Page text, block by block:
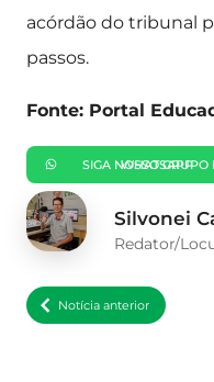
acórdão do tribunal
passos.
Fonte: Portal
SIGA NOSSO GRUPO NO WHATSAPP
Silvonei
Redator/
Notícia anterior